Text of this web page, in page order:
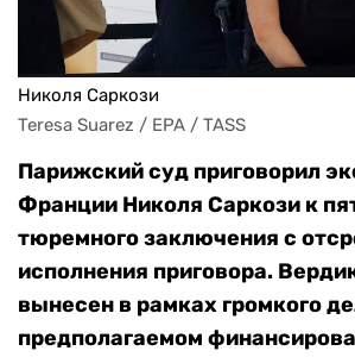
Николя Саркози
Teresa Suarez / EPA / TASS
Парижский суд приговорил
Франции Николя Саркози к
тюремного заключения с
исполнения приговора.
вынесен в рамках громкого
предполагаемом